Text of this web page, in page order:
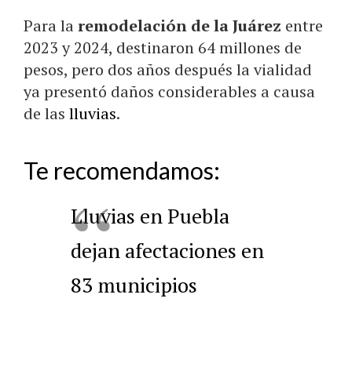
Para laremodelación de la Juárez entre
2023 y 2024, destinaron 64 millones de
pesos, pero dos años después la vialidad
ya presentó daños considerables a causa
de las lluvias.
Te recomendamos:
Lluvias en Puebla
dejan afectaciones en
83 municipios